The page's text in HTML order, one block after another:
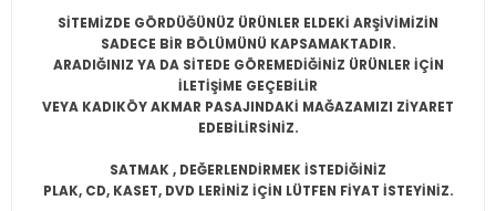
SİTEMİZDE GÖRDÜĞÜNÜZ ÜRÜNLER ELDEKİ ARŞİVİMİZİN
SADECE BİR BÖLÜMÜNÜ KAPSAMAKTADIR.
ARADIĞINIZ YA DA SİTEDE GÖREMEDİĞİNİZ ÜRÜNLER İÇİN
İLETİŞİME GEÇEBİLİR
VEYA KADIKÖY AKMAR PASAJINDAKİ MAĞAZAMIZI ZİYARET
EDEBİLİRSİNİZ.
SATMAK , DEĞERLENDİRMEK İSTEDİĞİNİZ
PLAK, CD, KASET, DVD LERİNİZ İÇİN LÜTFEN FİYAT İSTEYİNİZ.